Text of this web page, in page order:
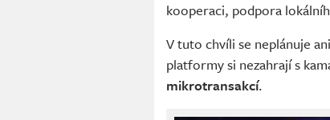
kooperaci, podpora
V tuto chvíli se neplánuje
platformy si nezahrají s
mikrotransakcí.